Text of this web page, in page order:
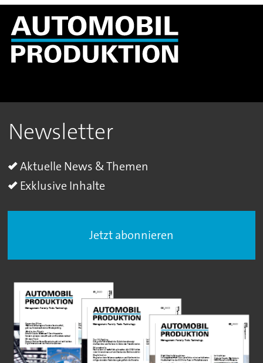
Newsletter
Aktuelle News & Themen
Exklusive Inhalte
Jetzt abonnieren